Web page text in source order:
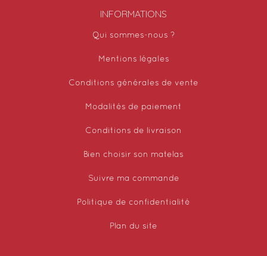
INFORMATIONS
Qui sommes-nous ?
Mentions légales
Conditions générales de vente
Modalités de paiement
Conditions de livraison
Bien choisir son matelas
Suivre ma commande
Politique de confidentialité
Plan du site